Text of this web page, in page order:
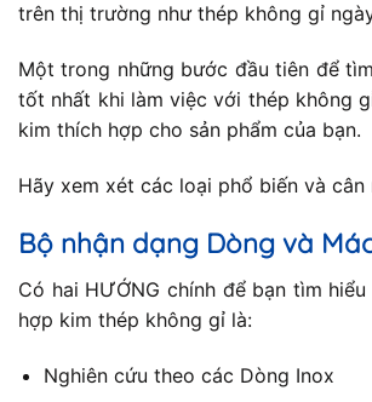
trên thị trường như thép không gỉ
Một trong những bước đầu tiên để
tốt nhất khi làm việc với thép không
kim thích hợp cho sản phẩm của bạn.
Hãy xem xét các loại phổ biến và cân
Bộ nhận dạng Dòng và
Có hai HƯỚNG chính để bạn tìm
hợp kim thép không gỉ là:
Nghiên cứu theo các Dòng Inox